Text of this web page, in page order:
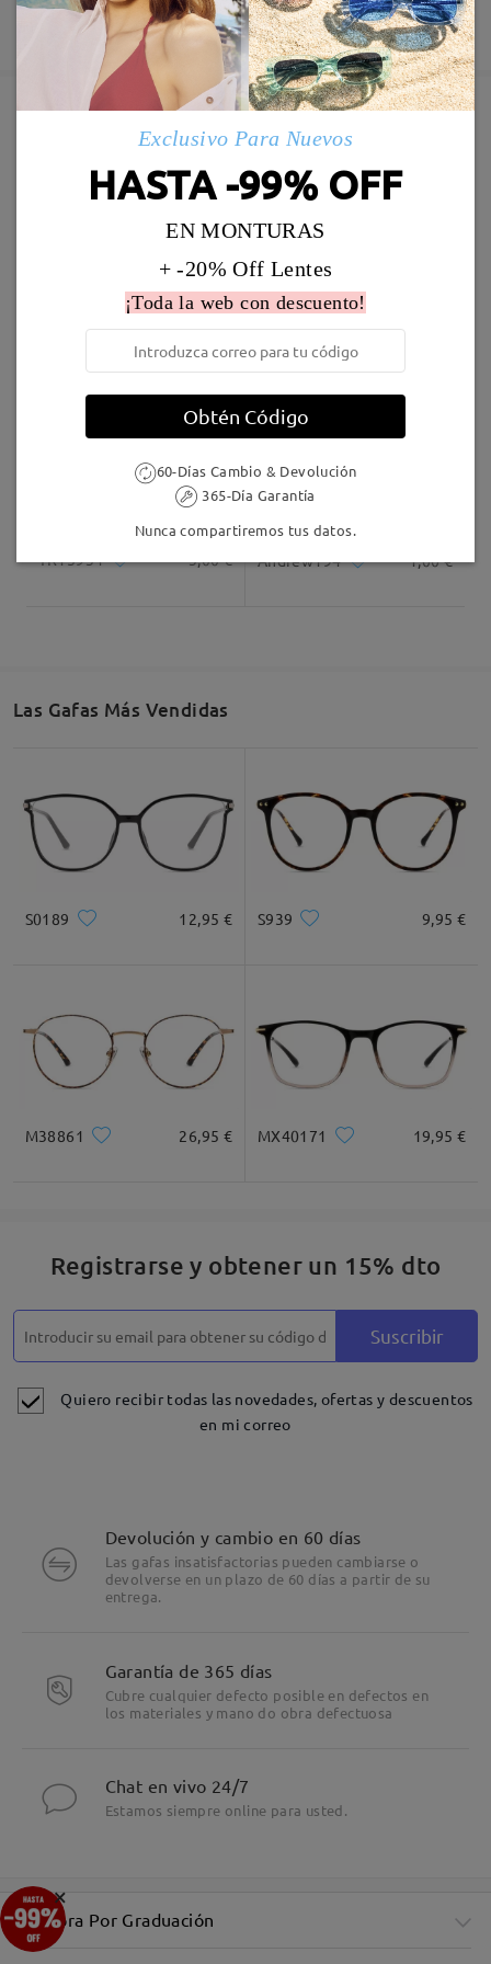
Leer todos los
comentarios
Deje su comentario
Fabricación
5-7 días laborales
detalles
Enviado
Garantía de 365 días
Descubrir Más
Marcos Similares
9,95 € TR32442
TR15934 3,00 € Andrew194 1,00 €
Las Gafas Más Vendidas
S0189 12,95 € S939 9,95 €
M38861 26,95 € MX40171 19,95 €
Registrarse y obtener un 15% dto
Suscribir
Quiero recibir todas las novedades, ofertas y descuentos
en mi correo
Devolución y cambio en 60 días
Las gafas insatisfactorias pueden cambiarse o
devolverse en un plazo de 60 días a partir de su
entrega.
Garantía de 365 días
Cubre cualquier defecto posible en defectos en
los materiales y mano do obra defectuosa
Chat en vivo 24/7
Estamos siempre online para usted.
Compra Por Graduación
×
Exclusivo Para Nuevos
HASTA -99% OFF
EN MONTURAS
+ -20% Off Lentes
¡Toda la web con descuento!
Obtén Código
60-Días Cambio & Devolución
365-Día Garantía
Nunca compartiremos tus datos.